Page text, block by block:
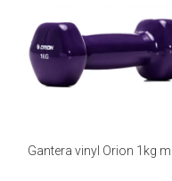
Gantera vinyl Orion 1kg